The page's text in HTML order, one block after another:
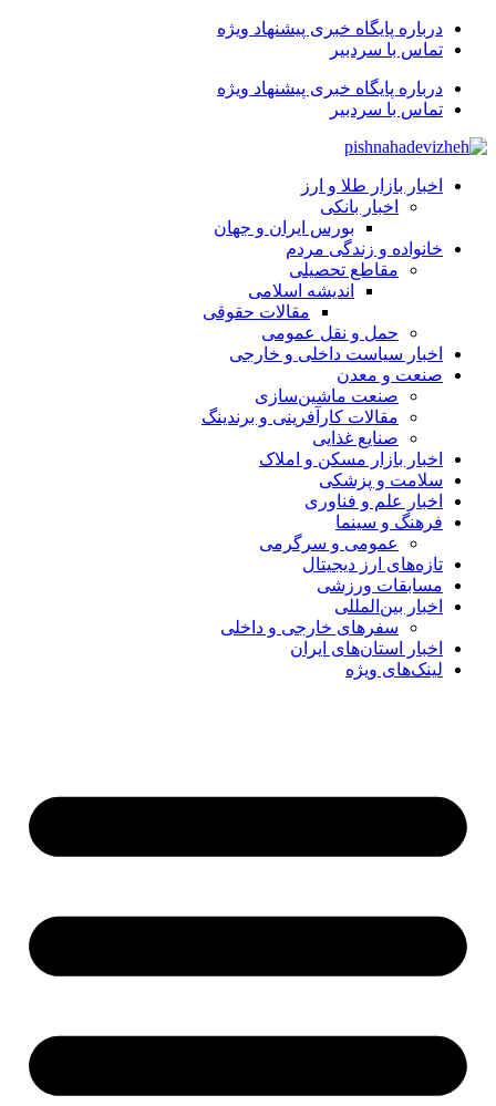
درباره پایگاه خبری پیشنهاد ویژه
تماس با سردبیر
درباره پایگاه خبری پیشنهاد ویژه
تماس با سردبیر
اخبار بازار طلا و ارز
اخبار بانکی
بورس ایران و جهان
خانواده و زندگی مردم
مقاطع تحصیلی
اندیشه اسلامی
مقالات حقوقی
حمل و نقل عمومی
اخبار سیاست داخلی و خارجی
صنعت و معدن
صنعت ماشین‌سازی
مقالات کارآفرینی و برندینگ
صنایع غذایی
اخبار بازار مسکن و املاک
سلامت و پزشکی
اخبار علم و فناوری
فرهنگ و سینما
عمومی و سرگرمی
تازه‌های ارز دیجیتال
مسابقات ورزشی
اخبار بین‌المللی
سفرهای خارجی و داخلی
اخبار استان‌های ایران
لینک‌های ویژه